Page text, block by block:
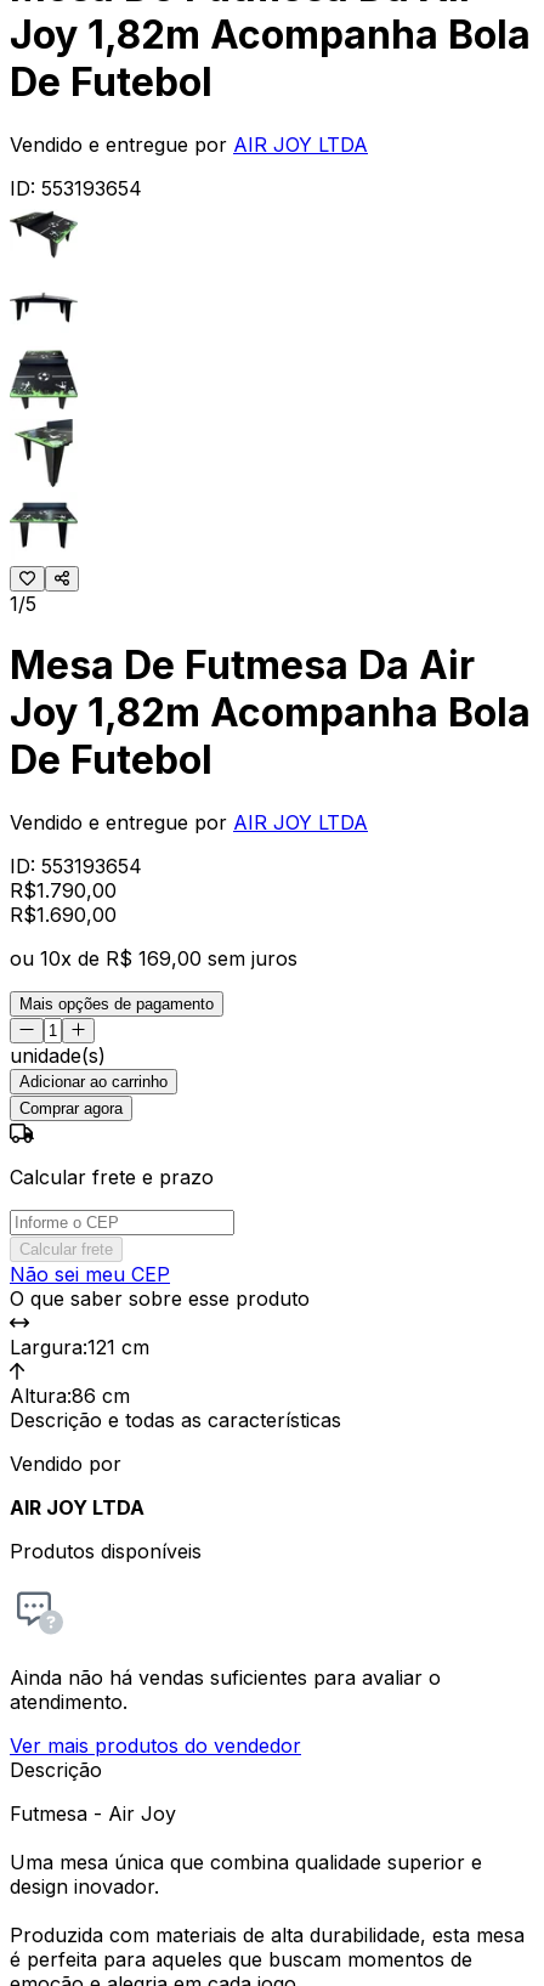
Joy 1,82m Acompanha Bola
De Futebol
Vendido e entregue por AIR JOY LTDA
ID: 553193654
1/5
Mesa De Futmesa Da Air
Joy 1,82m Acompanha Bola
De Futebol
Vendido e entregue por AIR JOY LTDA
ID: 553193654
R$1.790,00
R$1.690,00
ou 10x de R$ 169,00 sem juros
Mais opções de pagamento
unidade(s)
Adicionar ao carrinho
Comprar agora
Calcular frete e prazo
Calcular frete
Não sei meu CEP
O que saber sobre esse produto
Largura:121 cm
Altura:86 cm
Descrição e todas as características
Vendido por
AIR JOY LTDA
Produtos disponíveis
Ainda não há vendas suficientes para avaliar o
atendimento.
Ver mais produtos do vendedor
Descrição
Futmesa - Air Joy
Uma mesa única que combina qualidade superior e
design inovador.
Produzida com materiais de alta durabilidade, esta mesa
é perfeita para aqueles que buscam momentos de